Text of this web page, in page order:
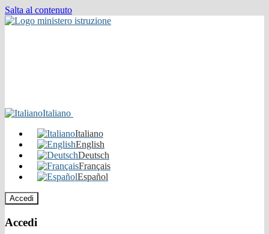
Salta al contenuto
Italiano
Italiano
English
Deutsch
Français
Español
Accedi
Accedi